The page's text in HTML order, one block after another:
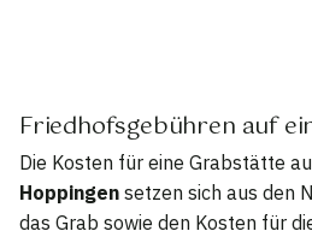
Friedhofsgebühren auf
Die Kosten für eine Grabstätte
Hoppingen setzen sich aus den
das Grab sowie den Kosten für